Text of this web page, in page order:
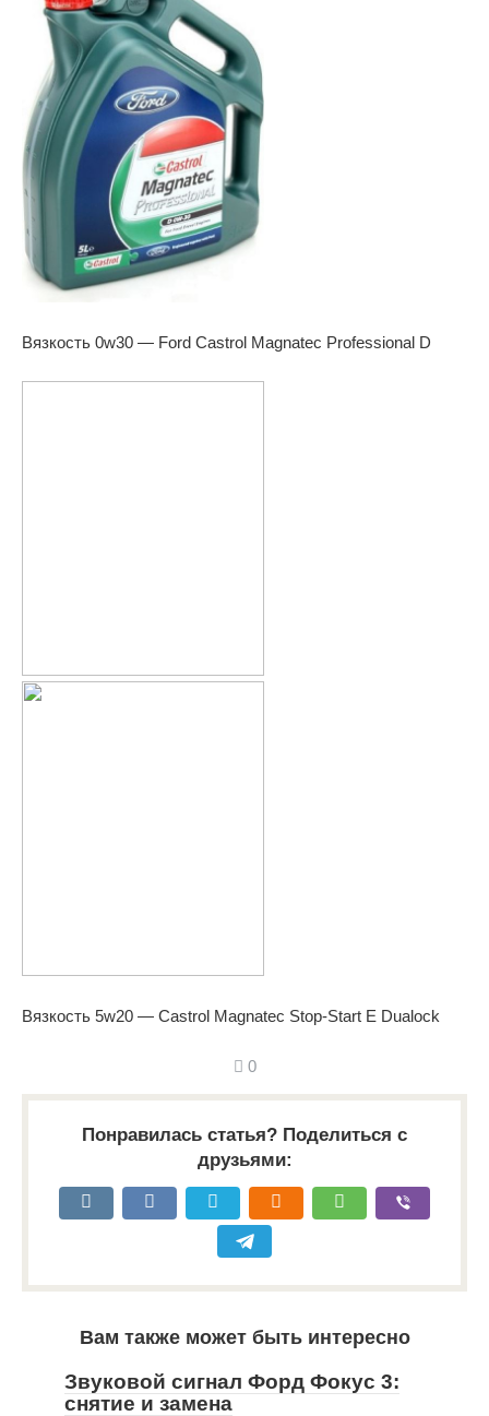
Вязкость 0w30 — Ford Castrol Magnatec Professional D
Вязкость 5w20 — Castrol Magnatec Stop-Start E Dualock
0
Понравилась статья? Поделиться с
друзьями:
Вам также может быть интересно
Звуковой сигнал Форд Фокус 3:
снятие и замена